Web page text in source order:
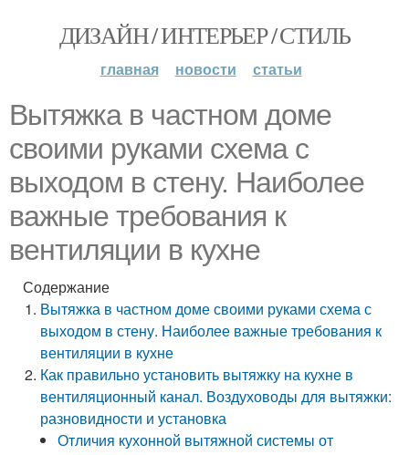
ДИЗАЙН / ИНТЕРЬЕР / СТИЛЬ
главная новости статьи
Вытяжка в частном доме
своими руками схема с
выходом в стену. Наиболее
важные требования к
вентиляции в кухне
Содержание
Вытяжка в частном доме своими руками схема с
выходом в стену. Наиболее важные требования к
вентиляции в кухне
Как правильно установить вытяжку на кухне в
вентиляционный канал. Воздуховоды для вытяжки:
разновидности и установка
Отличия кухонной вытяжной системы от